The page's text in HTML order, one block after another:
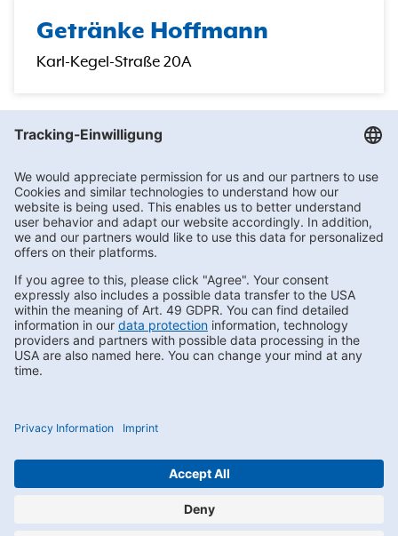
Getränke Hoffmann
Karl-Kegel-Straße 20A
Getränke Hoffmann / Sachsen
Subscribe to Newsletter
Privacy
Compliance